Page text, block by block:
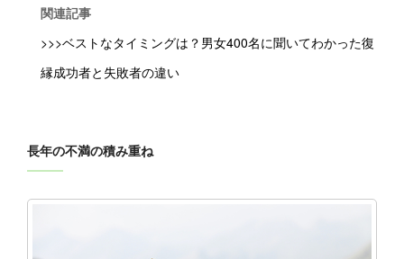
関連記事
>>>ベストなタイミングは？男女400名に聞いてわかった復
縁成功者と失敗者の違い
長年の不満の積み重ね